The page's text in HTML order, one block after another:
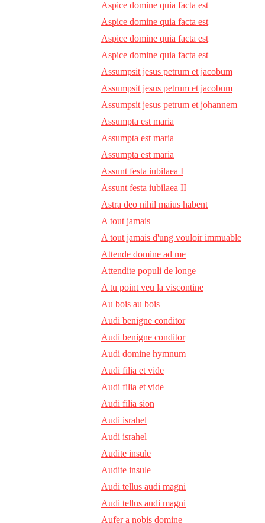
Aspice domine quia facta est
Aspice domine quia facta est
Aspice domine quia facta est
Aspice domine quia facta est
Assumpsit jesus petrum et jacobum
Assumpsit jesus petrum et jacobum
Assumpsit jesus petrum et johannem
Assumpta est maria
Assumpta est maria
Assumpta est maria
Assunt festa iubilaea I
Assunt festa iubilaea II
Astra deo nihil maius habent
A tout jamais
A tout jamais d'ung vouloir immuable
Attende domine ad me
Attendite populi de longe
A tu point veu la viscontine
Au bois au bois
Audi benigne conditor
Audi benigne conditor
Audi domine hymnum
Audi filia et vide
Audi filia et vide
Audi filia sion
Audi israhel
Audi israhel
Audite insule
Audite insule
Audi tellus audi magni
Audi tellus audi magni
Aufer a nobis domine